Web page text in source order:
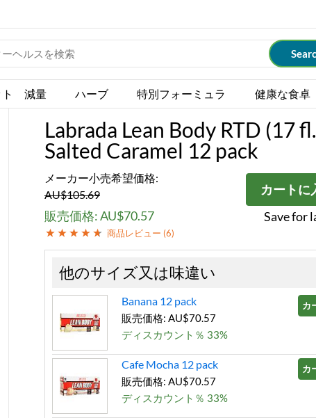
ト 減量 ハーブ 特別フォーミュラ 健康な食卓
Labrada Lean Body RTD (17
Salted Caramel 12 pack
メーカー小売希望価格:
AU$105.69
販売価格: AU$70.57
商品レビュー (6)
カートに
Save for
他のサイズ又は味違い
Banana 12 pack
販売価格: AU$70.57
ディスカウント％ 33%
カ
Cafe Mocha 12 pack
販売価格: AU$70.57
ディスカウント％ 33%
カ